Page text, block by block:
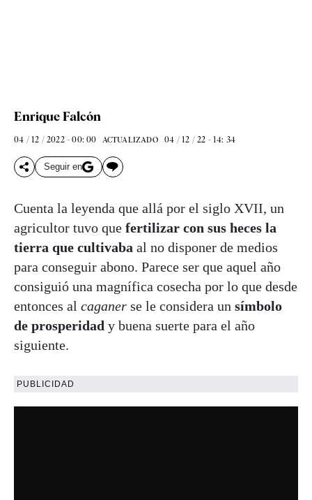
Enrique Falcón
04 / 12 / 2022 - 00: 00 ACTUALIZADO 04 / 12 / 22 - 14: 34
Seguir en
Cuenta la leyenda que allá por el siglo XVII, un
agricultor tuvo que fertilizar con sus heces la
tierra que cultivaba al no disponer de medios
para conseguir abono. Parece ser que aquel año
consiguió una magnífica cosecha por lo que desde
entonces al caganer se le considera un símbolo
de prosperidad y buena suerte para el año
siguiente.
PUBLICIDAD